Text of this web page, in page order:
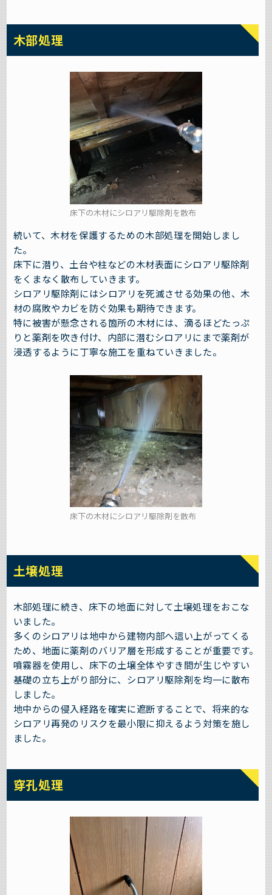
木部処理
床下の木材にシロアリ駆除剤を散布
続いて、木材を保護するための木部処理を開始しまし
た。
床下に潜り、土台や柱などの木材表面にシロアリ駆除剤
をくまなく散布していきます。
シロアリ駆除剤にはシロアリを死滅させる効果の他、木
材の腐敗やカビを防ぐ効果も期待できます。
特に被害が懸念される箇所の木材には、滴るほどたっぷ
りと薬剤を吹き付け、内部に潜むシロアリにまで薬剤が
浸透するように丁寧な施工を重ねていきました。
床下の木材にシロアリ駆除剤を散布
土壌処理
木部処理に続き、床下の地面に対して土壌処理をおこな
いました。
多くのシロアリは地中から建物内部へ這い上がってくる
ため、地面に薬剤のバリア層を形成することが重要です。
噴霧器を使用し、床下の土壌全体やすき間が生じやすい
基礎の立ち上がり部分に、シロアリ駆除剤を均一に散布
しました。
地中からの侵入経路を確実に遮断することで、将来的な
シロアリ再発のリスクを最小限に抑えるよう対策を施し
ました。
穿孔処理